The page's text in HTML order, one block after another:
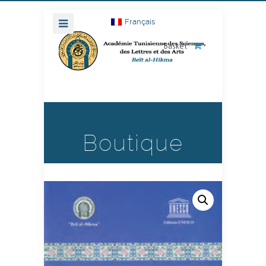
Français
Basket
Boutique